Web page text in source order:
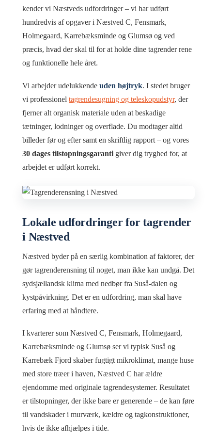
kender vi Næstveds udfordringer – vi har udført
hundredvis af opgaver i Næstved C, Fensmark,
Holmegaard, Karrebæksminde og Glumsø og ved
præcis, hvad der skal til for at holde dine tagrender rene
og funktionelle hele året.
Vi arbejder udelukkende uden højtryk. I stedet bruger
vi professionel tagrendesugning og teleskopudstyr, der
fjerner alt organisk materiale uden at beskadige
tætninger, lodninger og overflade. Du modtager altid
billeder før og efter samt en skriftlig rapport – og vores
30 dages tilstopningsgaranti giver dig tryghed for, at
arbejdet er udført korrekt.
Lokale udfordringer for tagrender
i Næstved
Næstved byder på en særlig kombination af faktorer, der
gør tagrenderensning til noget, man ikke kan undgå. Det
sydsjællandsk klima med nedbør fra Suså-dalen og
kystpåvirkning. Det er en udfordring, man skal have
erfaring med at håndtere.
I kvarterer som Næstved C, Fensmark, Holmegaard,
Karrebæksminde og Glumsø ser vi typisk Suså og
Karrebæk Fjord skaber fugtigt mikroklimat, mange huse
med store træer i haven, Næstved C har ældre
ejendomme med originale tagrendesystemer. Resultatet
er tilstopninger, der ikke bare er generende – de kan føre
til vandskader i murværk, kældre og tagkonstruktioner,
hvis de ikke afhjælpes i tide.